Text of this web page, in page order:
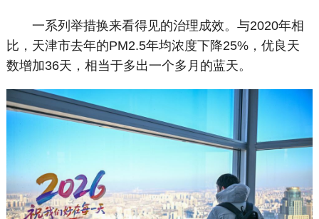
一系列举措换来看得见的治理成效。与2020年相
比，天津市去年的PM2.5年均浓度下降25%，优良天
数增加36天，相当于多出一个多月的蓝天。